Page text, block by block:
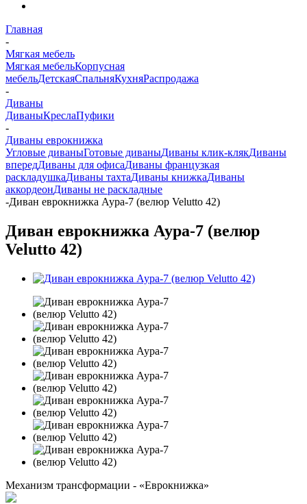
Главная
-
Мягкая мебель
Мягкая мебельКорпусная
мебельДетскаяСпальняКухняРаспродажа
-
Диваны
ДиваныКреслаПуфики
-
Диваны еврокнижка
Угловые диваныГотовые диваныДиваны клик-клякДиваны
впередДиваны для офисаДиваны французкая
раскладушкаДиваны тахтаДиваны книжкаДиваны
аккордеонДиваны не раскладные
-Диван еврокнижка Аура-7 (велюр Velutto 42)
Диван еврокнижка Аура-7 (велюр
Velutto 42)
Механизм трансформации - «Еврокнижка»